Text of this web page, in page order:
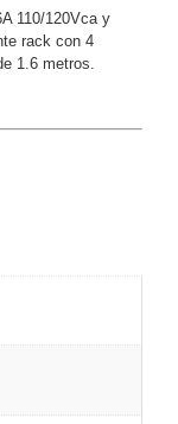
110/120Vca y
rack con 4
1.6 metros.